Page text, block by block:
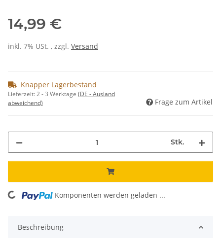
14,99 €
inkl. 7% USt. , zzgl. Versand
Knapper Lagerbestand
Lieferzeit:2 - 3 Werktage (DE - Ausland
abweichend)
Frage zum Artikel
Stk.
Loading... Komponenten werden geladen ...
Beschreibung